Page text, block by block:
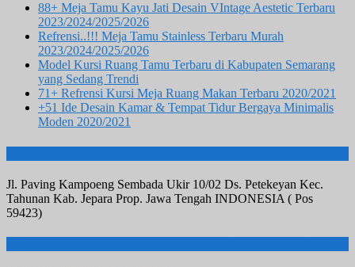
88+ Meja Tamu Kayu Jati Desain VIntage Aestetic Terbaru
2023/2024/2025/2026
Refrensi..!!! Meja Tamu Stainless Terbaru Murah
2023/2024/2025/2026
Model Kursi Ruang Tamu Terbaru di Kabupaten Semarang
yang Sedang Trendi
71+ Refrensi Kursi Meja Ruang Makan Terbaru 2020/2021
+51 Ide Desain Kamar & Tempat Tidur Bergaya Minimalis
Moden 2020/2021
Jl. Paving Kampoeng Sembada Ukir 10/02 Ds. Petekeyan Kec.
Tahunan Kab. Jepara Prop. Jawa Tengah INDONESIA ( Pos
59423)